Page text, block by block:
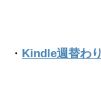
・ Kindle週替わ